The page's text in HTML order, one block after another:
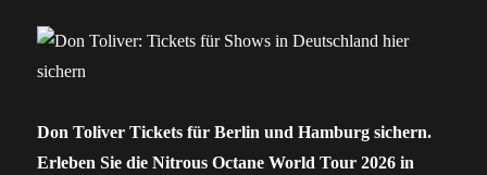
Don Toliver Tickets für Berlin und Hamburg sichern.
Erleben Sie die Nitrous Octane World Tour 2026 in